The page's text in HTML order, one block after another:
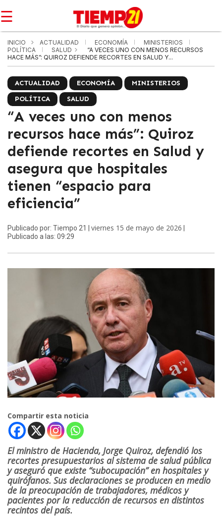
☰
INICIO ACTUALIDAD ECONOMÍA
MINISTERIOS
POLÍTICA
SALUD
“A VECES UNO CON MENOS RECURSOS
HACE MÁS”: QUIROZ DEFIENDE RECORTES EN SALUD Y...
ACTUALIDAD ECONOMÍA
MINISTERIOS
POLÍTICA
SALUD
“A veces uno con menos
recursos hace más”: Quiroz
defiende recortes en Salud y
asegura que hospitales
tienen “espacio para
eficiencia”
Publicado por: Tiempo 21 | viernes 15 de mayo de 2026
Publicado a las: 09:29
Compartir esta noticia
El ministro de Hacienda, Jorge Quiroz, defendió los
recortes presupuestarios al sistema de salud pública
y aseguró que existe “subocupación” en hospitales y
quirófanos. Sus declaraciones se producen en medio
de la preocupación de trabajadores, médicos y
pacientes por la reducción de recursos en distintos
recintos del país.